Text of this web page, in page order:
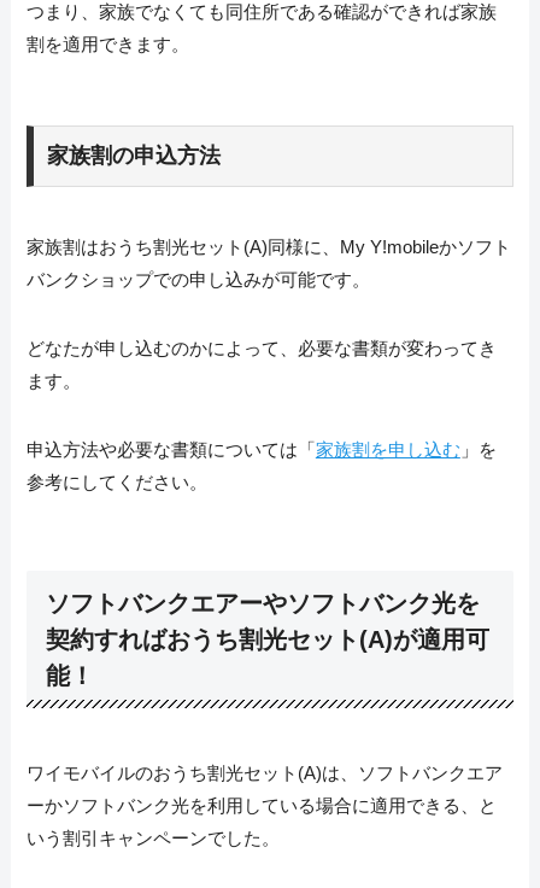
つまり、家族でなくても同住所である確認ができれば家族
割を適用できます。
家族割の申込方法
家族割はおうち割光セット(A)同様に、My Y!mobileかソフト
バンクショップでの申し込みが可能です。
どなたが申し込むのかによって、必要な書類が変わってき
ます。
申込方法や必要な書類については「家族割を申し込む 」を
参考にしてください。
ソフトバンクエアーやソフトバンク光を
契約すればおうち割光セット(A)が適用可
能！
ワイモバイルのおうち割光セット(A)は、ソフトバンクエア
ーかソフトバンク光を利用している場合に適用できる、と
いう割引キャンペーンでした。